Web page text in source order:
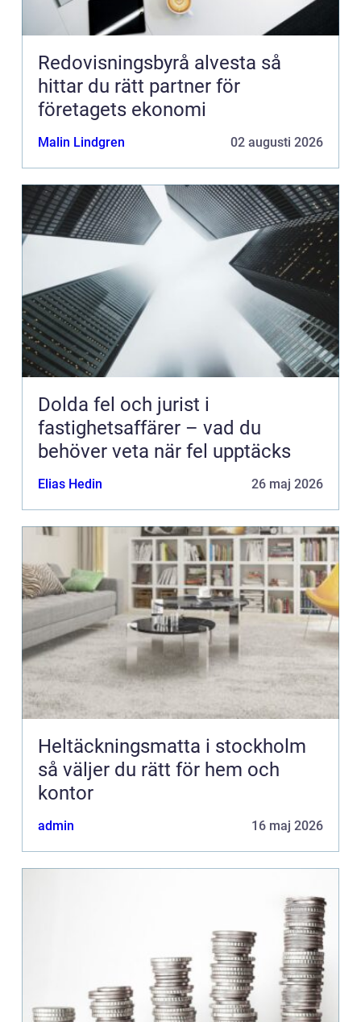
Redovisningsbyrå alvesta så
hittar du rätt partner för
företagets ekonomi
Malin Lindgren 02 augusti 2026
Dolda fel och jurist i
fastighetsaffärer – vad du
behöver veta när fel upptäcks
Elias Hedin 26 maj 2026
Heltäckningsmatta i stockholm
så väljer du rätt för hem och
kontor
admin 16 maj 2026